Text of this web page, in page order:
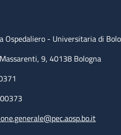
Ospedaliero - Universitaria di
9, 40138 Bologna